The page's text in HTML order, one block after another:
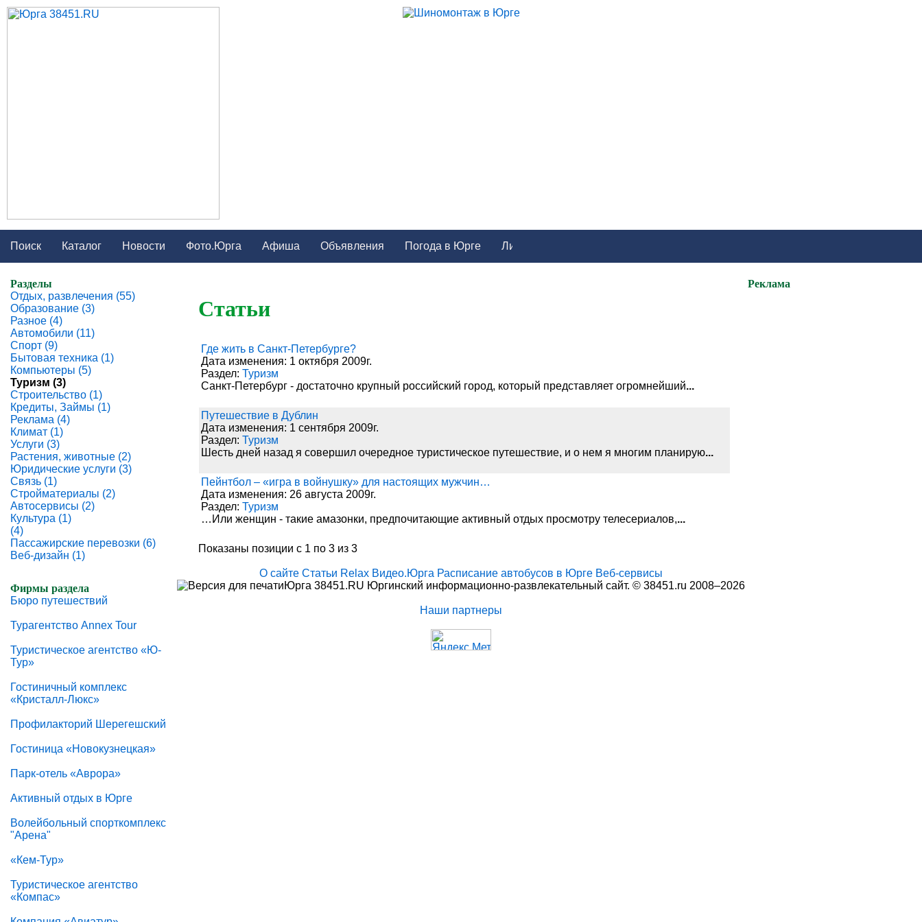
Поиск Каталог Новости Фото.Юрга Афиша Объявления Погода в Юрге
Статьи
Где жить в Санкт-Петербурге?
Дата изменения: 1 октября 2009г.
Раздел: Туризм
Санкт-Петербург - достаточно крупный российский город, который представляет огромнейший...
Путешествие в Дублин
Дата изменения: 1 сентября 2009г.
Раздел: Туризм
Шесть дней назад я совершил очередное туристическое путешествие, и о нем я многим планирую...
Пейнтбол – «игра в войнушку» для настоящих мужчин…
Дата изменения: 26 августа 2009г.
Раздел: Туризм
…Или женщин - такие амазонки, предпочитающие активный отдых просмотру телесериалов,...
Показаны позиции с 1 по 3 из 3
Разделы
Отдых, развлечения (55)
Образование (3)
Разное (4)
Автомобили (11)
Спорт (9)
Бытовая техника (1)
Компьютеры (5)
Туризм (3)
Строительство (1)
Кредиты, Займы (1)
Реклама (4)
Климат (1)
Услуги (3)
Растения, животные (2)
Юридические услуги (3)
Связь (1)
Стройматериалы (2)
Автосервисы (2)
Культура (1)
(4)
Пассажирские перевозки (6)
Веб-дизайн (1)
Фирмы раздела
Бюро путешествий
Турагентство Annex Tour
Туристическое агентство «Ю-
Тур»
Гостиничный комплекс
«Кристалл-Люкс»
Профилакторий Шерегешский
Гостиница «Новокузнецкая»
Парк-отель «Аврора»
Активный отдых в Юрге
Волейбольный спорткомплекс
"Арена"
«Кем-Тур»
Туристическое агентство
«Компас»
Реклама
О сайте Статьи Relax Видео.Юрга Расписание автобусов в Юрге Веб-сервисы
Юрга 38451.RU Юргинский информационно-развлекательный сайт. © 38451.ru 2008–2026
Наши партнеры